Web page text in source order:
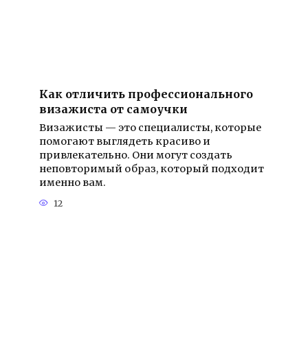
Как отличить профессионального
визажиста от самоучки
Визажисты — это специалисты, которые
помогают выглядеть красиво и
привлекательно. Они могут создать
неповторимый образ, который подходит
именно вам.
12